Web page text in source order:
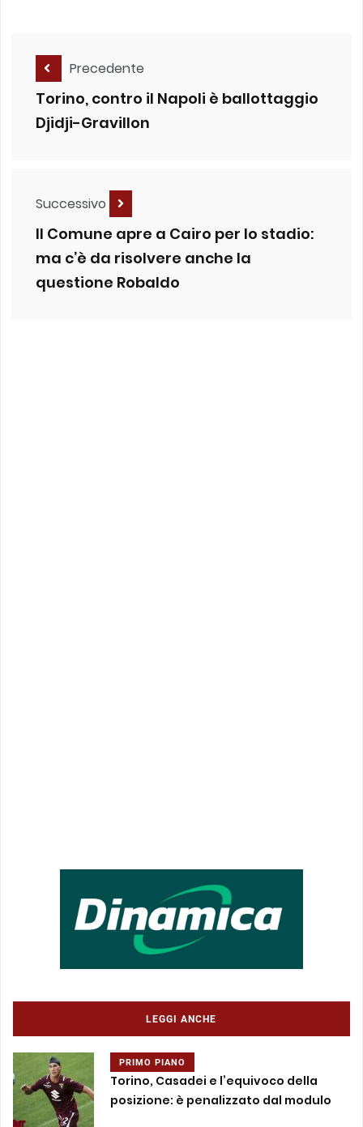
Precedente
Torino, contro il Napoli è ballottaggio
Djidji-Gravillon
Successivo
Il Comune apre a Cairo per lo stadio:
ma c’è da risolvere anche la
questione Robaldo
LEGGI ANCHE
PRIMO PIANO
Torino, Casadei e l’equivoco della
posizione: è penalizzato dal modulo